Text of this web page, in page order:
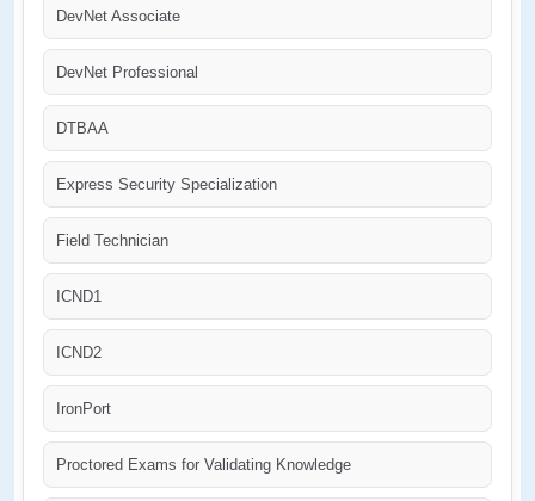
DevNet Associate
DevNet Professional
DTBAA
Express Security Specialization
Field Technician
ICND1
ICND2
IronPort
Proctored Exams for Validating Knowledge